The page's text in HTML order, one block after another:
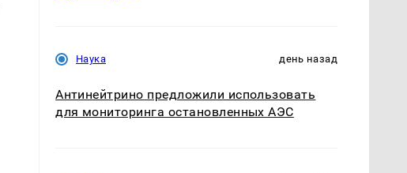
Наука день назад
Антинейтрино предложили использовать
для мониторинга остановленных АЭС